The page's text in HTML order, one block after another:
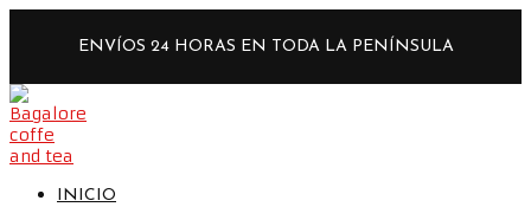
ENVÍOS 24 HORAS EN TODA LA PENÍNSULA
INICIO